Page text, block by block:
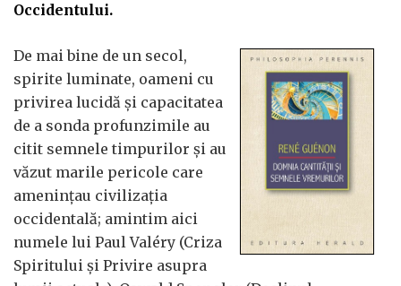
Occidentului.
De mai bine de un secol,
spirite luminate, oameni cu
privirea lucidă și capacitatea
de a sonda profunzimile au
citit semnele timpurilor și au
văzut marile pericole care
amenințau civilizația
occidentală; amintim aici
numele lui Paul Valéry (Criza
Spiritului și Privire asupra